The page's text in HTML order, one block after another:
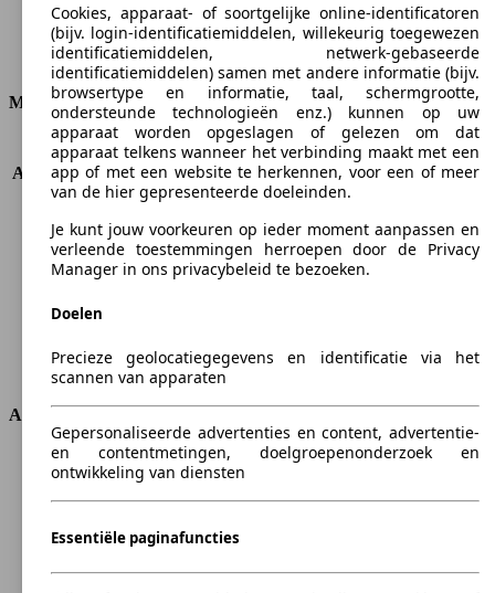
Ø 6.1 l/100km
Verbruik
Motor & Vermogen
KW (PS)
85 kW (115 PS)
Acceleratie (0-100 km/h) 11.3s
Topsnelheid (km/h)
190 km/h
Aantal versnellingen
Koppel
275 nm
Cilinderinhoud
1910 ccm
Cilinders
Aandrijving
Voorwielaandrijving
Afmetingen
Lengte
4466 mm
Wielbasis
2593 mm
Cookies, apparaat- of soortgelijke online-identificatoren
(bijv. login-identificatiemiddelen, willekeurig toegewezen
identificatiemiddelen, netwerk-gebaseerde
identificatiemiddelen) samen met andere informatie (bijv.
browsertype en informatie, taal, schermgrootte,
ondersteunde technologieën enz.) kunnen op uw
apparaat worden opgeslagen of gelezen om dat
apparaat telkens wanneer het verbinding maakt met een
app of met een website te herkennen, voor een of meer
van de hier gepresenteerde doeleinden.
Je kunt jouw voorkeuren op ieder moment aanpassen en
verleende toestemmingen herroepen door de Privacy
Manager in ons privacybeleid te bezoeken.
Doelen
Precieze geolocatiegegevens en identificatie via het
scannen van apparaten
Gepersonaliseerde advertenties en content, advertentie-
en contentmetingen, doelgroepenonderzoek en
ontwikkeling van diensten
Essentiële paginafuncties